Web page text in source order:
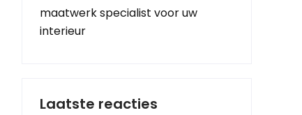
maatwerk specialist voor uw
interieur
Laatste reacties